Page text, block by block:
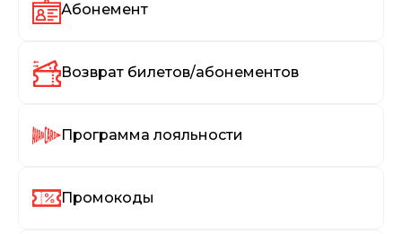
Абонемент
Возврат билетов/абонементов
Программа лояльности
Промокоды